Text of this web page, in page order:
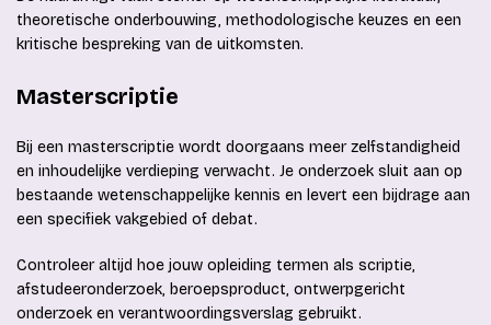
theoretische onderbouwing, methodologische keuzes en een
kritische bespreking van de uitkomsten.
Masterscriptie
Bij een masterscriptie wordt doorgaans meer zelfstandigheid
en inhoudelijke verdieping verwacht. Je onderzoek sluit aan op
bestaande wetenschappelijke kennis en levert een bijdrage aan
een specifiek vakgebied of debat.
Controleer altijd hoe jouw opleiding termen als scriptie,
afstudeeronderzoek, beroepsproduct, ontwerpgericht
onderzoek en verantwoordingsverslag gebruikt.